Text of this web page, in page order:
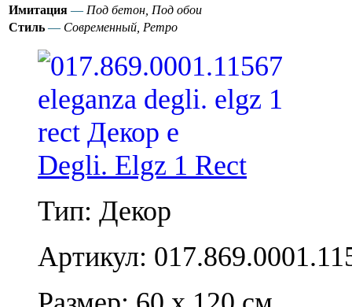
Имитация — Под бетон, Под обои
Стиль — Современный, Ретро
Degli. Elgz 1 Rect
Тип: Декор
Артикул: